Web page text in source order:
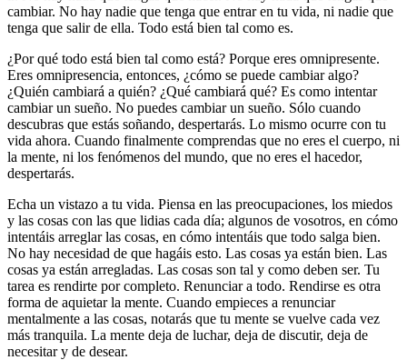
cambiar. No hay nadie que tenga que entrar en tu vida, ni nadie que
tenga que salir de ella. Todo está bien tal como es.
¿Por qué todo está bien tal como está? Porque eres omnipresente.
Eres omnipresencia, entonces, ¿cómo se puede cambiar algo?
¿Quién cambiará a quién? ¿Qué cambiará qué? Es como intentar
cambiar un sueño. No puedes cambiar un sueño. Sólo cuando
descubras que estás soñando, despertarás. Lo mismo ocurre con tu
vida ahora. Cuando finalmente comprendas que no eres el cuerpo, ni
la mente, ni los fenómenos del mundo, que no eres el hacedor,
despertarás.
Echa un vistazo a tu vida. Piensa en las preocupaciones, los miedos
y las cosas con las que lidias cada día; algunos de vosotros, en cómo
intentáis arreglar las cosas, en cómo intentáis que todo salga bien.
No hay necesidad de que hagáis esto. Las cosas ya están bien. Las
cosas ya están arregladas. Las cosas son tal y como deben ser. Tu
tarea es rendirte por completo. Renunciar a todo. Rendirse es otra
forma de aquietar la mente. Cuando empieces a renunciar
mentalmente a las cosas, notarás que tu mente se vuelve cada vez
más tranquila. La mente deja de luchar, deja de discutir, deja de
necesitar y de desear.